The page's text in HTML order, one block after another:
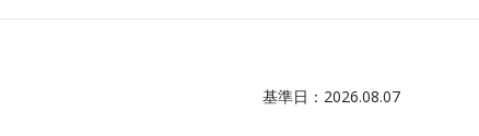
基準日：2026.08.07